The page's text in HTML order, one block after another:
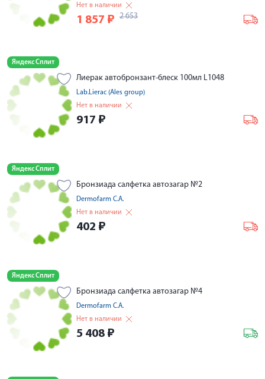
Нет в наличии
1 857 ₽ 2 653
Яндекс Сплит
Лиерак автобронзант-блеск 100мл L1048
Lab.Lierac (Ales group)
Нет в наличии
917 ₽
Яндекс Сплит
Бронзиада салфетка автозагар №2
Dermofarm С.A.
Нет в наличии
402 ₽
Яндекс Сплит
Бронзиада салфетка автозагар №4
Dermofarm С.A.
Нет в наличии
5 408 ₽